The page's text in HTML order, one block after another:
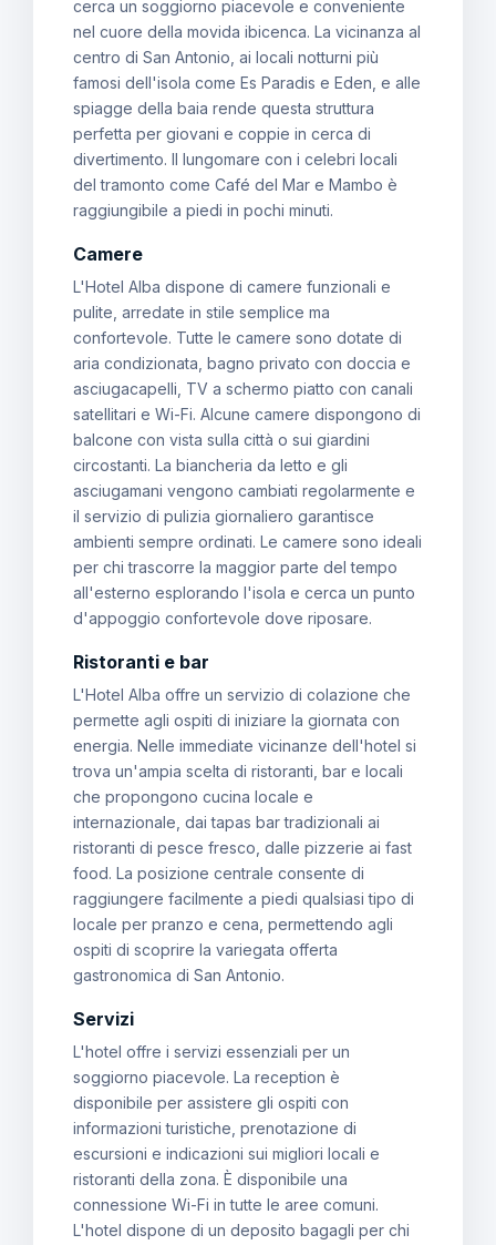
cerca un soggiorno piacevole e conveniente
nel cuore della movida ibicenca. La vicinanza al
centro di San Antonio, ai locali notturni più
famosi dell'isola come Es Paradis e Eden, e alle
spiagge della baia rende questa struttura
perfetta per giovani e coppie in cerca di
divertimento. Il lungomare con i celebri locali
del tramonto come Café del Mar e Mambo è
raggiungibile a piedi in pochi minuti.
Camere
L'Hotel Alba dispone di camere funzionali e
pulite, arredate in stile semplice ma
confortevole. Tutte le camere sono dotate di
aria condizionata, bagno privato con doccia e
asciugacapelli, TV a schermo piatto con canali
satellitari e Wi-Fi. Alcune camere dispongono di
balcone con vista sulla città o sui giardini
circostanti. La biancheria da letto e gli
asciugamani vengono cambiati regolarmente e
il servizio di pulizia giornaliero garantisce
ambienti sempre ordinati. Le camere sono ideali
per chi trascorre la maggior parte del tempo
all'esterno esplorando l'isola e cerca un punto
d'appoggio confortevole dove riposare.
Ristoranti e bar
L'Hotel Alba offre un servizio di colazione che
permette agli ospiti di iniziare la giornata con
energia. Nelle immediate vicinanze dell'hotel si
trova un'ampia scelta di ristoranti, bar e locali
che propongono cucina locale e
internazionale, dai tapas bar tradizionali ai
ristoranti di pesce fresco, dalle pizzerie ai fast
food. La posizione centrale consente di
raggiungere facilmente a piedi qualsiasi tipo di
locale per pranzo e cena, permettendo agli
ospiti di scoprire la variegata offerta
gastronomica di San Antonio.
Servizi
L'hotel offre i servizi essenziali per un
soggiorno piacevole. La reception è
disponibile per assistere gli ospiti con
informazioni turistiche, prenotazione di
escursioni e indicazioni sui migliori locali e
ristoranti della zona. È disponibile una
connessione Wi-Fi in tutte le aree comuni.
L'hotel dispone di un deposito bagagli per chi